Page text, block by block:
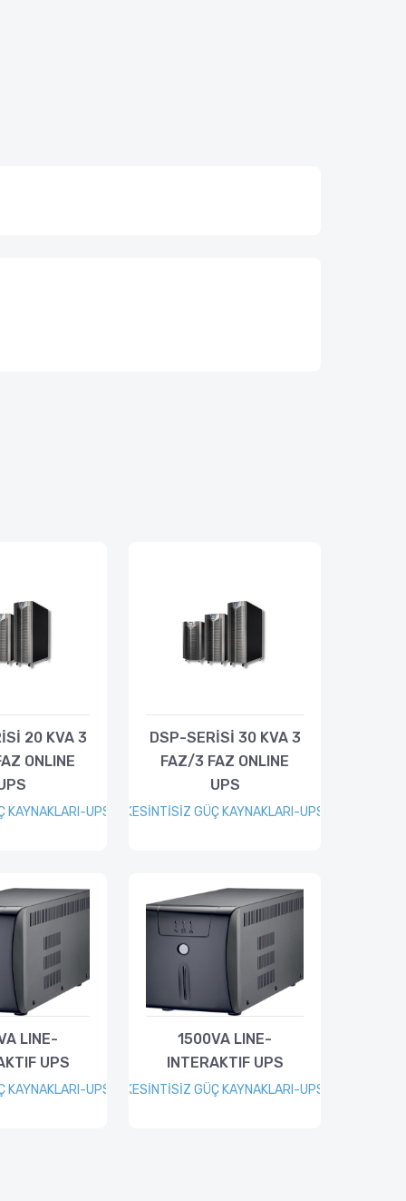
20 KVA 3
ONLINE
KAYNAKLARI-UPS
DSP-SERİSİ 30 KVA 3
FAZ/3 FAZ ONLINE
UPS
KESİNTİSİZ GÜÇ KAYNAKLARI-UPS
LINE-
UPS
KAYNAKLARI-UPS
1500VA LINE-
INTERAKTIF UPS
KESİNTİSİZ GÜÇ KAYNAKLARI-UPS